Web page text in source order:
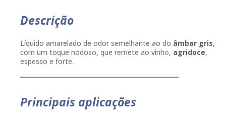
Descrição
Líquido amarelado de odor semelhante ao do âmbar gris,
com um toque nodoso, que remete ao vinho, agridoce,
espesso e forte.
Principais aplicações